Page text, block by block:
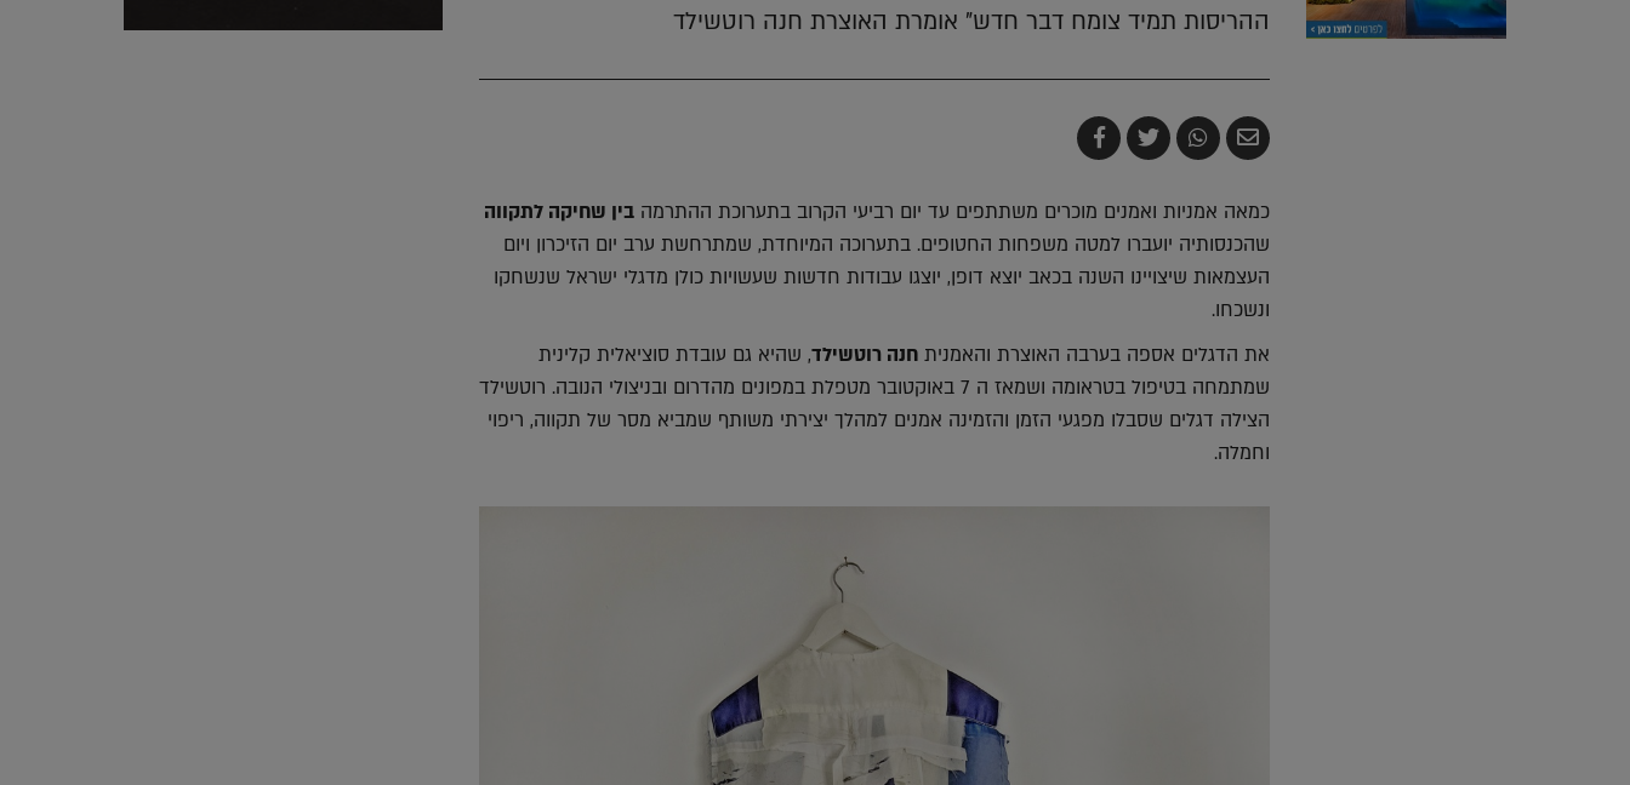
ההריסות תמיד צומח דבר חדש" אומרת האוצרת חנה רוטשילד
שלח
בדואר
שתף
ב-
צייץ
ב-
שתף
ב-
כמאה אמניות ואמנים מוכרים משתתפים עד יום רביעי הקרוב בתערוכת ההתרמה בין שחיקה לתקווה
שהכנסותיה יועברו למטה משפחות החטופים. בתערוכה המיוחדת, שמתרחשת ערב יום הזיכרון ויום
העצמאות שיצויינו השנה בכאב יוצא דופן, יוצגו עבודות חדשות שעשויות כולן מדגלי ישראל שנשחקו
ונשכחו.
את הדגלים אספה בערבה האוצרת והאמנית חנה רוטשילד, שהיא גם עובדת סוציאלית קלינית
שמתמחה בטיפול בטראומה ושמאז ה 7 באוקטובר מטפלת במפונים מהדרום ובניצולי הנובה. רוטשילד
הצילה דגלים שסבלו מפגעי הזמן והזמינה אמנים למהלך יצירתי משותף שמביא מסר של תקווה, ריפוי
וחמלה.